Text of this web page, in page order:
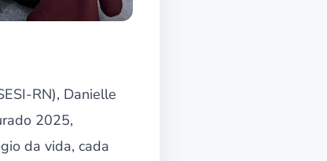
RN), Danielle
2025,
da vida, cada